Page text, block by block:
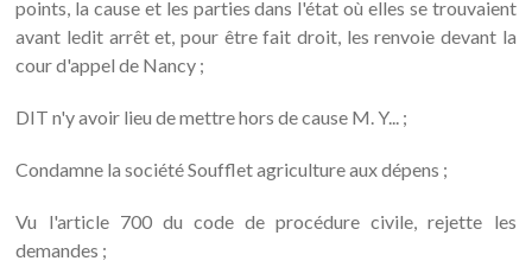
points, la cause et les parties dans l'état où elles se trouvaient
avant ledit arrêt et, pour être fait droit, les renvoie devant la
cour d'appel de Nancy ;
DIT n'y avoir lieu de mettre hors de cause M. Y... ;
Condamne la société Soufflet agriculture aux dépens ;
Vu l'article 700 du code de procédure civile, rejette les
demandes ;